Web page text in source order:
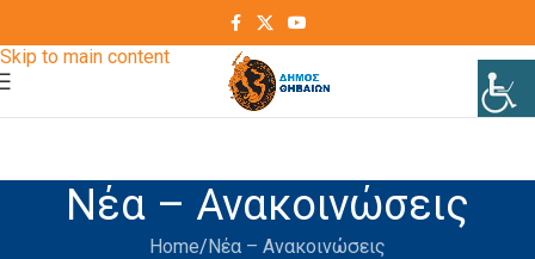
Skip to main content
Νέα – Ανακοινώσεις
Home Νέα – Ανακοινώσεις